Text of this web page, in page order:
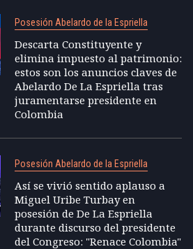
Posesión Abelardo de la Espriella
Descarta Constituyente y
elimina impuesto al patrimonio:
estos son los anuncios claves de
Abelardo De La Espriella tras
juramentarse presidente en
Colombia
Posesión Abelardo de la Espriella
Así se vivió sentido aplauso a
Miguel Uribe Turbay en
posesión de De La Espriella
durante discurso del presidente
del Congreso: "Renace Colombia"